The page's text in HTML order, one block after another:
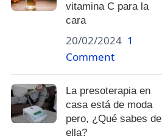
vitamina C para la
cara
20/02/2024 1
Comment
La presoterapia en
casa está de moda
pero, ¿Qué sabes de
ella?